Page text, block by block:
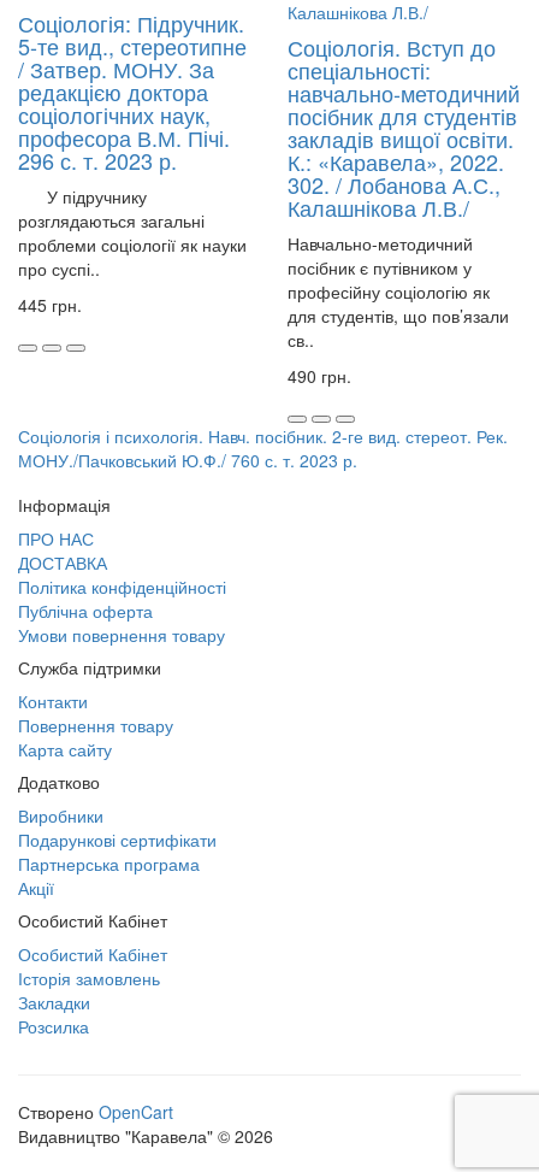
Соціологія: Підручник.
5-те вид., стереотипне
/ Затвер. МОНУ. За
редакцією доктора
соціологічних наук,
професора В.М. Пічі.
296 с. т. 2023 р.
У підручнику
розглядаються загальні
проблеми соціології як науки
про суспі..
445 грн.
Соціологія. Вступ до
спеціальності:
навчально-методичний
посібник для студентів
закладів вищої освіти.
К.: «Каравела», 2022.
302. / Лобанова А.С.,
Калашнікова Л.В./
Навчально-методичний
посібник є путівником у
професійну соціологію як
для студентів, що пов’язали
св..
490 грн.
Соціологія і психологія. Навч. посібник. 2-ге вид. стереот. Рек.
МОНУ./Пачковський Ю.Ф./ 760 с. т. 2023 р.
Інформація
ПРО НАС
ДОСТАВКА
Політика конфіденційності
Публічна оферта
Умови повернення товару
Служба підтримки
Контакти
Повернення товару
Карта сайту
Додатково
Виробники
Подарункові сертифікати
Партнерська програма
Акції
Особистий Кабінет
Особистий Кабінет
Історія замовлень
Закладки
Розсилка
Створено OpenCart
Видавництво "Каравела" © 2026